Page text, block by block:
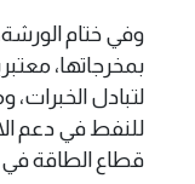
وفي ختام
بمخرجاتها،
لتبادل
للنفط في دعم
قطاع الطاقة في